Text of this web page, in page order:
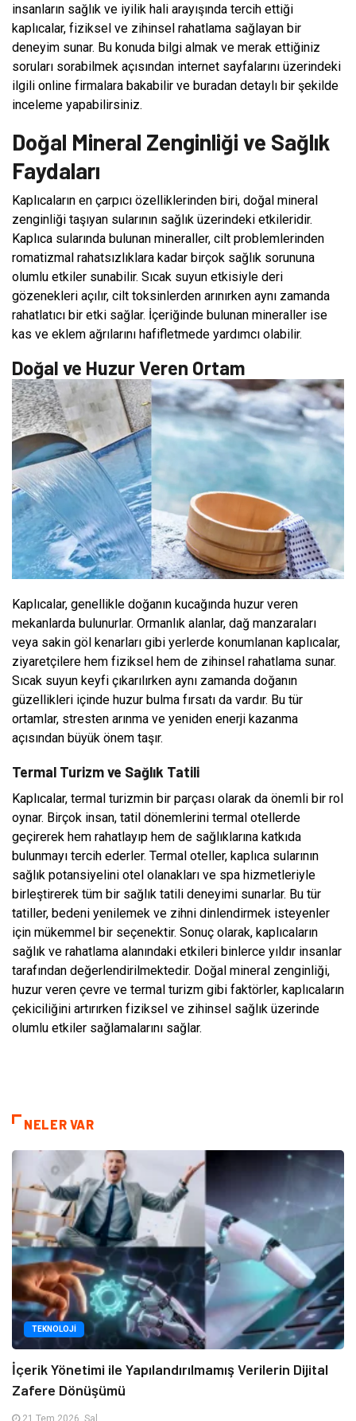
insanların sağlık ve iyilik hali arayışında tercih ettiği
kaplıcalar, fiziksel ve zihinsel rahatlama sağlayan bir
deneyim sunar. Bu konuda bilgi almak ve merak ettiğiniz
soruları sorabilmek açısından internet sayfalarını üzerindeki
ilgili online firmalara bakabilir ve buradan detaylı bir şekilde
inceleme yapabilirsiniz.
Doğal Mineral Zenginliği ve Sağlık
Faydaları
Kaplıcaların en çarpıcı özelliklerinden biri, doğal mineral
zenginliği taşıyan sularının sağlık üzerindeki etkileridir.
Kaplıca sularında bulunan mineraller, cilt problemlerinden
romatizmal rahatsızlıklara kadar birçok sağlık sorununa
olumlu etkiler sunabilir. Sıcak suyun etkisiyle deri
gözenekleri açılır, cilt toksinlerden arınırken aynı zamanda
rahatlatıcı bir etki sağlar. İçeriğinde bulunan mineraller ise
kas ve eklem ağrılarını hafifletmede yardımcı olabilir.
Doğal ve Huzur Veren Ortam
Kaplıcalar, genellikle doğanın kucağında huzur veren
mekanlarda bulunurlar. Ormanlık alanlar, dağ manzaraları
veya sakin göl kenarları gibi yerlerde konumlanan kaplıcalar,
ziyaretçilere hem fiziksel hem de zihinsel rahatlama sunar.
Sıcak suyun keyfi çıkarılırken aynı zamanda doğanın
güzellikleri içinde huzur bulma fırsatı da vardır. Bu tür
ortamlar, stresten arınma ve yeniden enerji kazanma
açısından büyük önem taşır.
Termal Turizm ve Sağlık Tatili
Kaplıcalar, termal turizmin bir parçası olarak da önemli bir rol
oynar. Birçok insan, tatil dönemlerini termal otellerde
geçirerek hem rahatlayıp hem de sağlıklarına katkıda
bulunmayı tercih ederler. Termal oteller, kaplıca sularının
sağlık potansiyelini otel olanakları ve spa hizmetleriyle
birleştirerek tüm bir sağlık tatili deneyimi sunarlar. Bu tür
tatiller, bedeni yenilemek ve zihni dinlendirmek isteyenler
için mükemmel bir seçenektir. Sonuç olarak, kaplıcaların
sağlık ve rahatlama alanındaki etkileri binlerce yıldır insanlar
tarafından değerlendirilmektedir. Doğal mineral zenginliği,
huzur veren çevre ve termal turizm gibi faktörler, kaplıcaların
çekiciliğini artırırken fiziksel ve zihinsel sağlık üzerinde
olumlu etkiler sağlamalarını sağlar.
NELER VAR
TEKNOLOJI
İçerik Yönetimi ile Yapılandırılmamış Verilerin Dijital
Zafere Dönüşümü